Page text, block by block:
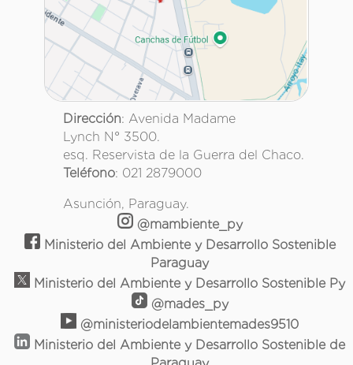
Dirección: Avenida Madame
Lynch N° 3500.
esq. Reservista de la Guerra del Chaco.
Teléfono: 021 2879000
Asunción, Paraguay.
@mambiente_py
Ministerio del Ambiente y Desarrollo Sostenible
Paraguay
Ministerio del Ambiente y Desarrollo Sostenible Py
@mades_py
@ministeriodelambientemades9510
Ministerio del Ambiente y Desarrollo Sostenible de